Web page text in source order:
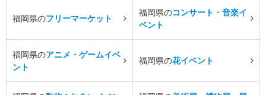
福岡県のフリーマーケット
福岡県のコンサート・音楽イ
ベント
福岡県のアニメ・ゲームイベ
ント
福岡県の花イベント